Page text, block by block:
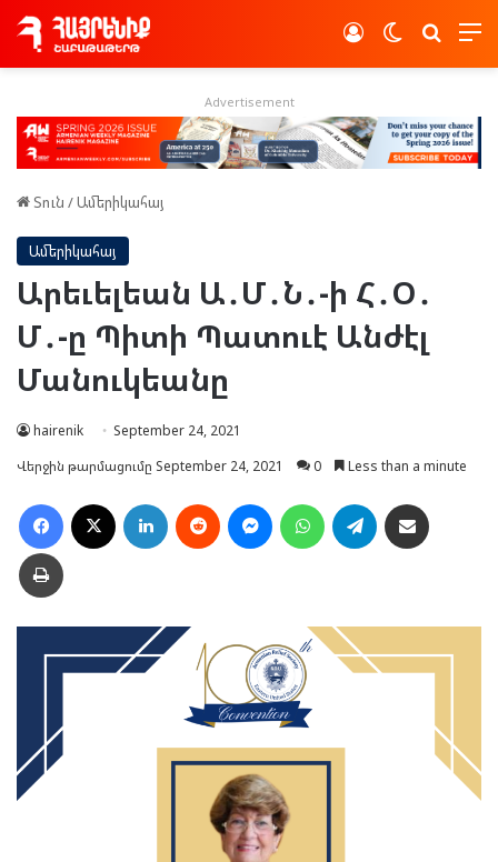
Switch skin
Log In
Advertisement
Տուն /Ամերիկահայ
Ամերիկահայ
Արեւելեան Ա․Մ․Ն․-ի Հ․Օ․
Մ․-ը Պիտի Պատուէ Անժէլ
Մանուկեանը
hairenik
September 24, 2021
Վերջին թարմացումը September 24, 2021
0 Less than a minute
Facebook LinkedIn Reddit MessengerWhatsAppTelegram
Տպել